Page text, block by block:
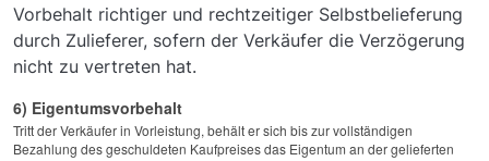
Vorbehalt richtiger und rechtzeitiger Selbstbelieferung
durch Zulieferer, sofern der Verkäufer die Verzögerung
nicht zu vertreten hat.
6) Eigentumsvorbehalt
Tritt der Verkäufer in Vorleistung, behält er sich bis zur vollständigen
Bezahlung des geschuldeten Kaufpreises das Eigentum an der gelieferten